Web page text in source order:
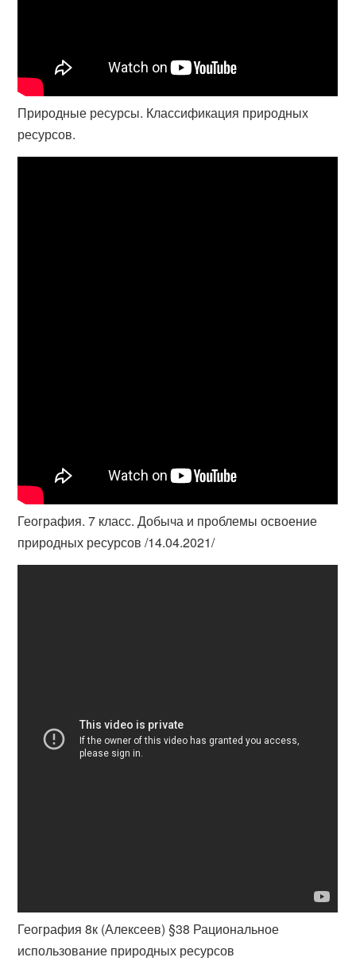
Природные ресурсы. Классификация природных
ресурсов.
География. 7 класс. Добыча и проблемы освоение
природных ресурсов /14.04.2021/
География 8к (Алексеев) §38 Рациональное
использование природных ресурсов